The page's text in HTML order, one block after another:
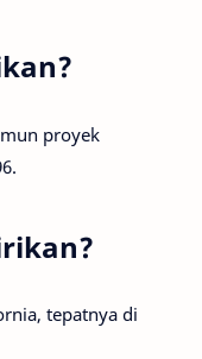
proyek
tepatnya di